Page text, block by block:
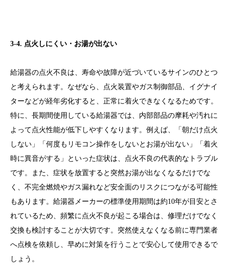
3-4. 点火しにくい・お湯が出ない
給湯器の点火不良は、寿命や故障が近づいているサインのひとつ
と考えられます。なぜなら、点火装置やガス制御部品、イグナイ
ターなどが経年劣化すると、正常に着火できなくなるためです。
特に、長期間使用している給湯器では、内部部品の摩耗や汚れに
よって点火性能が低下しやすくなります。例えば、「朝だけ点火
しない」「何度もリモコン操作をしないとお湯が出ない」「着火
時に異音がする」といった症状は、点火不良の代表的なトラブル
です。また、症状を放置すると突然お湯が出なくなるだけでな
く、不完全燃焼やガス漏れなど安全面のリスクにつながる可能性
もあります。給湯器メーカーの標準使用期間は約10年が目安とさ
れているため、頻繁に点火不良が起こる場合は、修理だけでなく
交換も検討することが大切です。突然使えなくなる前に専門業者
へ点検を依頼し、早めに対策を行うことで安心して使用できるで
しょう。